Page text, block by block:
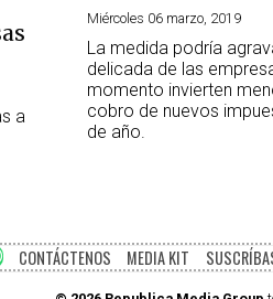
a
Miércoles 06 marzo, 2019
La medida podría
delicada de las
momento invierten
cobro de nuevos
de año.
CONTÁCTENOS MEDIA KIT